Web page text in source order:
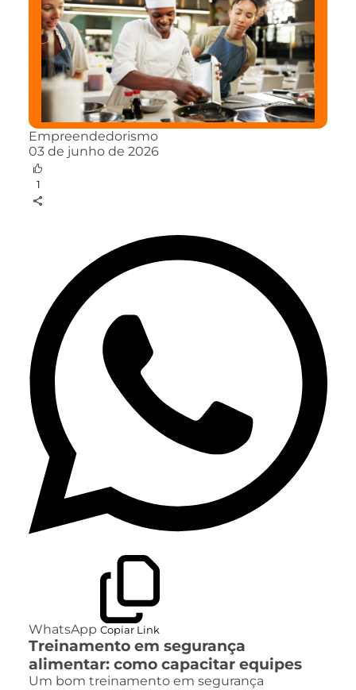
Empreendedorismo
03 de junho de 2026
1
WhatsApp Copiar Link
Treinamento em segurança
alimentar: como capacitar equipes
Um bom treinamento em segurança